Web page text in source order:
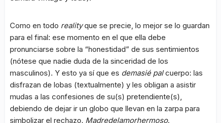
Como en todo realityque se precie, lo mejor se lo guardan
para el final: ese momento en el que ella debe
pronunciarse sobre la “honestidad” de sus sentimientos
(nótese que nadie duda de la sinceridad de los
masculinos). Y esto ya sí que es demasié palcuerpo: las
disfrazan de lobas (textualmente) y les obligan a asistir
mudas a las confesiones de su(s) pretendiente(s),
debiendo de dejar ir un globo que llevan en la zarpa para
simbolizar el rechazo. Madredelamorhermoso.